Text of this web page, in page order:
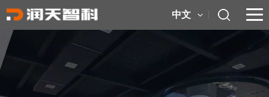
中文